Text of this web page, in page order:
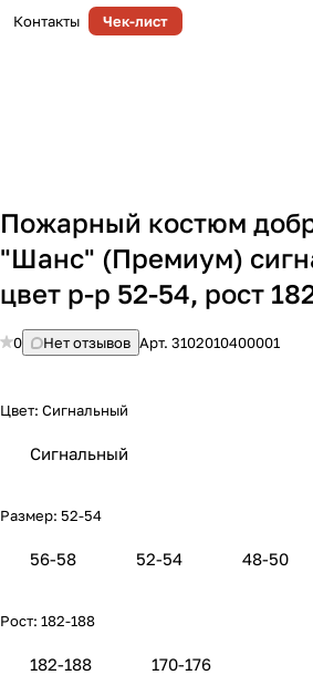
Контакты Чек-лист
Пожарный костюм
"Шанс" (Премиум)
цвет р-р 52-54, рост
0 Нет отзывов Арт.3102010400001
Цвет:Сигнальный
Сигнальный
Размер: 52-54
56-58 52-54 48-50
Рост:182-188
182-188 170-176